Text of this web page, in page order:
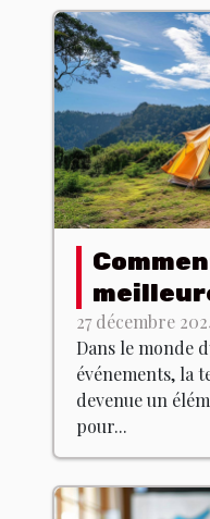
27 décembre
Dans le monde
événements, la
devenue un
pour...